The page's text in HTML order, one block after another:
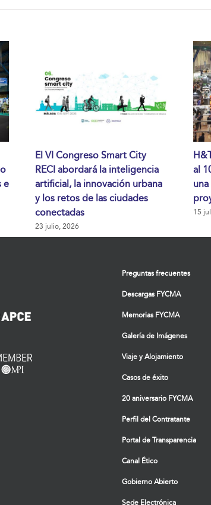
e
El VI Congreso Smart City
RECI abordará la inteligencia
artificial, la innovación urbana
y los retos de las ciudades
conectadas
23 julio, 2026
al
15
Preguntas frecuentes
Descargas FYCMA
Memorias FYCMA
Galería de Imágenes
Viaje y Alojamiento
Casos de éxito
20 aniversario FYCMA
Perfil del Contratante
Portal de Transparencia
Canal Ético
Gobierno Abierto
Sede Electrónica